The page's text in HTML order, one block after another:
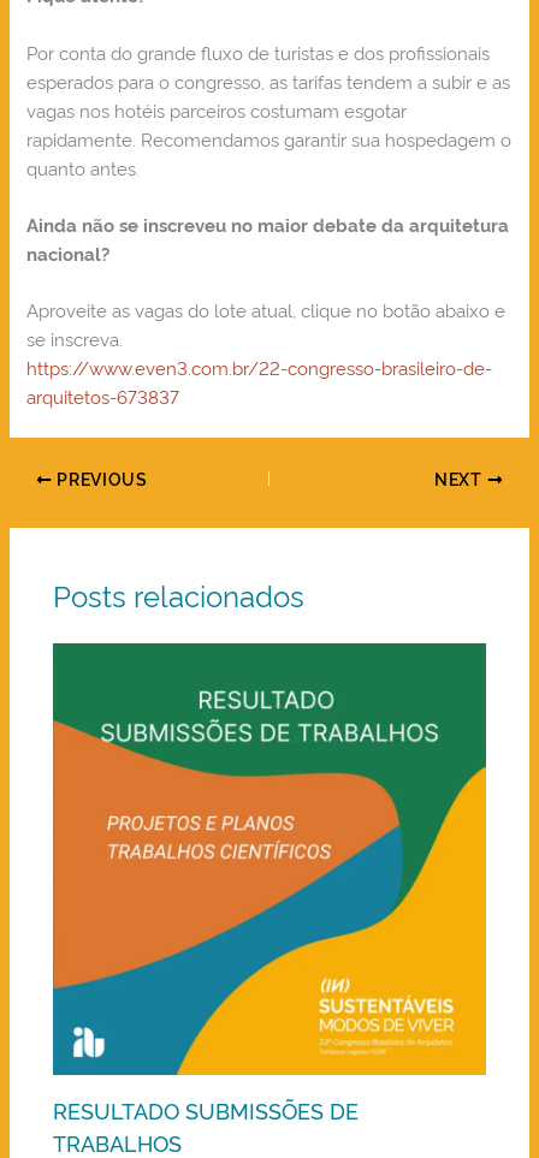
Por conta do grande fluxo de turistas e dos profissionais
esperados para o congresso, as tarifas tendem a subir e as
vagas nos hotéis parceiros costumam esgotar
rapidamente. Recomendamos garantir sua hospedagem o
quanto antes.
Ainda não se inscreveu no maior debate da arquitetura
nacional?
Aproveite as vagas do lote atual, clique no botão abaixo e
se inscreva.
https://www.even3.com.br/22-congresso-brasileiro-de-
arquitetos-673837
PREVIOUS NEXT
Posts relacionados
RESULTADO SUBMISSÕES DE
TRABALHOS